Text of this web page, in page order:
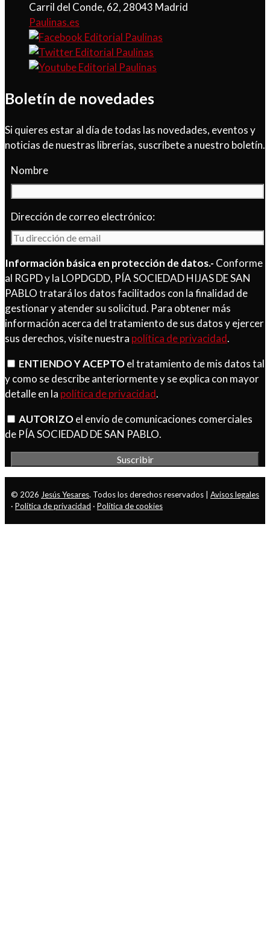
Carril del Conde, 62, 28043 Madrid
Paulinas.es
Boletín de novedades
Si quieres estar al día de todas las novedades, eventos y
noticias de nuestras librerías, suscríbete a nuestro boletín.
Nombre
Dirección de correo electrónico:
Información básica en protección de datos.- Conforme
al RGPD y la LOPDGDD, PÍA SOCIEDAD HIJAS DE SAN
PABLO tratará los datos facilitados con la finalidad de
gestionar y atender su solicitud. Para obtener más
información acerca del tratamiento de sus datos y ejercer
sus derechos, visite nuestra política de privacidad.
ENTIENDO Y ACEPTOel tratamiento de mis datos tal
y como se describe anteriormente y se explica con mayor
detalle en la política de privacidad.
AUTORIZOel envío de comunicaciones comerciales
de PÍA SOCIEDAD DE SAN PABLO.
© 2026 Jesús Yesares. Todos los derechos reservados | Avisos legales
· Política de privacidad · Política de cookies